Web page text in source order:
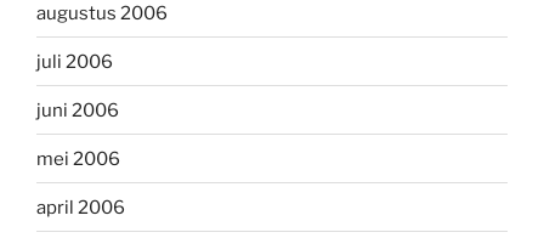
augustus 2006
juli 2006
juni 2006
mei 2006
april 2006